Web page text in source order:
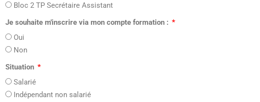
Bloc 2 TP Secrétaire Assistant
Je souhaite m'inscrire via mon compte formation :
Oui
Non
Situation
Salarié
Indépendant non salarié